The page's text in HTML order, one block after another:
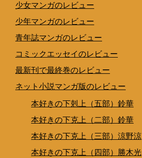
少女マンガのレビュー
少年マンガのレビュー
青年誌マンガのレビュー
コミックエッセイのレビュー
最新刊で最終巻のレビュー
ネット小説マンガ版のレビュー
本好きの下剋上（五部）鈴華
本好きの下克上（二部）鈴華
本好きの下克上（三部）涼野涼
本好きの下克上（四部）勝木光